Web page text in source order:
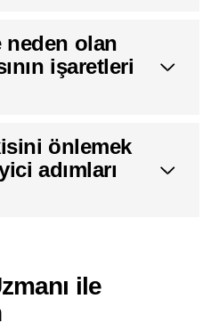
neden olan
işaretleri
önlemek
adımları
ile